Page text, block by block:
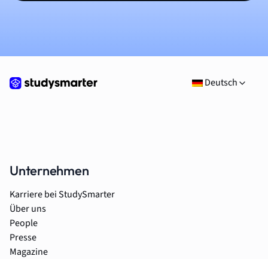
Deutsch
Unternehmen
Karriere bei StudySmarter
Über uns
People
Presse
Magazine